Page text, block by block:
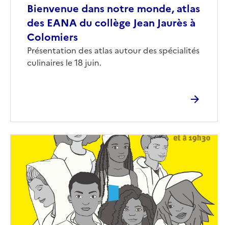
Bienvenue dans notre monde, atlas
des EANA du collège Jean Jaurès à
Colomiers
Présentation des atlas autour des spécialités
culinaires le 18 juin.